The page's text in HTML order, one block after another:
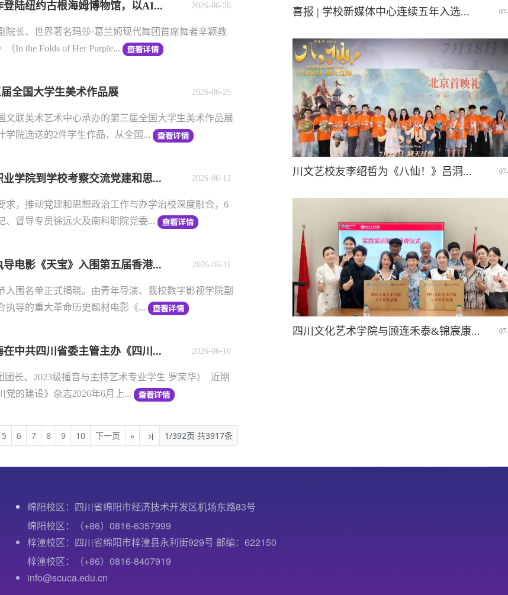
2026-06-26
陆纽约古根海姆博物馆，以AI...
院长、世界著名玛莎·葛兰姆现代舞团首席舞者辛颖教
In the Folds of Her Purple...
2026-06-25
全国大学生美术作品展
文联美术艺术中心承办的第三届全国大学生美术作品展
学院选送的2件学生作品，从全国...
2026-06-12
学院到学校考察交流党建和思...
求，推动党建和思想政治工作与办学治校深度融合，6
、督导专员徐远火及南科职院党委...
2026-06-11
电影《天宝》入围第五届香港...
入围名单正式揭晓。由青年导演、我校数字影视学院副
执导的重大革命历史题材电影《...
2026-06-10
中共四川省委主管主办《四川...
团长、2023级播音与主持艺术专业学生 罗荣华） 近期
的建设》杂志2026年6月上...
5 6 7 8 9 10 下一页 » 1/392页 共3917条
喜报 | 学校新媒体中心连续五年入选...
川文艺校友李绍哲为《八仙！》吕洞...
四川文化艺术学院与顾连禾泰&锦宸康...
绵阳校区：四川省绵阳市经济技术开发区机场东路83号
绵阳校区：（+86）0816-6357999
梓潼校区：四川省绵阳市梓潼县永利街929号 邮编：622150
梓潼校区：（+86）0816-8407919
info@scuca.edu.cn